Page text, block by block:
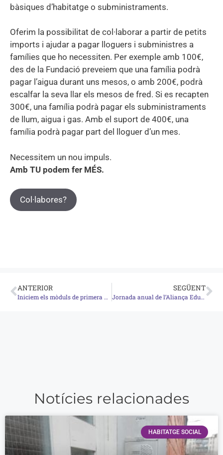
bàsiques d’habitatge o subministraments.
Oferim la possibilitat de col·laborar a partir de petits
imports i ajudar a pagar lloguers i subministres a
famílies que ho necessiten. Per exemple amb 100€,
des de la Fundació preveiem que una família podrà
pagar l’aigua durant uns mesos, o amb 200€, podrà
escalfar la seva llar els mesos de fred. Si es recapten
300€, una família podrà pagar els subministraments
de llum, aigua i gas. Amb el suport de 400€, una
família podrà pagar part del lloguer d’un mes.
Necessitem un nou impuls.
Amb TU podem fer MÉS.
Col·labores?
ANTERIOR
Iniciem els mòduls de primera acollida a Girona
SEGÜENT
Jornada anual de l’Aliança Educació 360
Notícies relacionades
HABITATGE SOCIAL